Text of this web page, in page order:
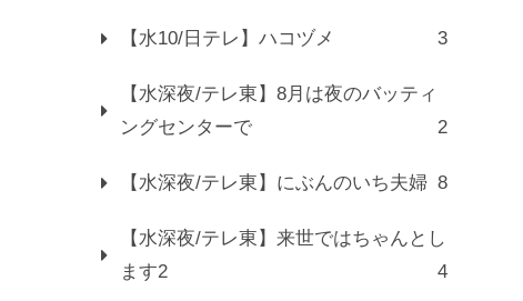
【水10/日テレ】ハコヅメ 3
【水深夜/テレ東】8月は夜のバッティ
ングセンターで
2
【水深夜/テレ東】にぶんのいち夫婦 8
【水深夜/テレ東】来世ではちゃんとし
ます2
4